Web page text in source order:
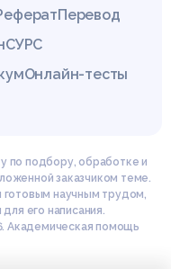
Перевод
СУРС
Онлайн-тесты
по подбору, обработке и
заказчиком теме.
готовым научным трудом,
его написания.
Академическая помощь